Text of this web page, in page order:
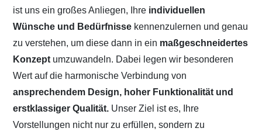
ist uns ein großes Anliegen, Ihre individuellen
Wünsche und Bedürfnisse kennenzulernen und genau
zu verstehen, um diese dann in ein maßgeschneidertes
Konzept umzuwandeln. Dabei legen wir besonderen
Wert auf die harmonische Verbindung von
ansprechendem Design, hoher Funktionalität und
erstklassiger Qualität. Unser Ziel ist es, Ihre
Vorstellungen nicht nur zu erfüllen, sondern zu